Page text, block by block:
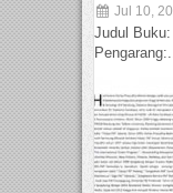
Jul 10,
Judul
Pengarang:...